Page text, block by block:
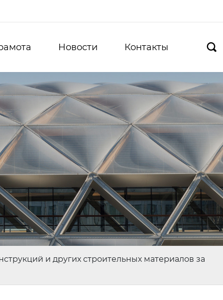
Новости Контакты 
и других строительных материалов за